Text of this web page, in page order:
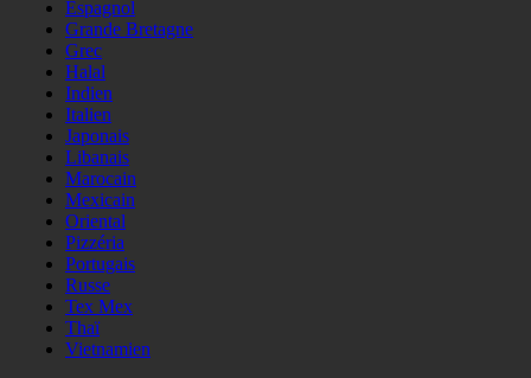
Espagnol
Grande Bretagne
Grec
Halal
Indien
Italien
Japonais
Libanais
Marocain
Mexicain
Oriental
Pizzéria
Portugais
Russe
Tex Mex
Thaï
Vietnamien